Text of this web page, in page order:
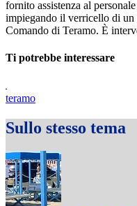
fornito assistenza al
impiegando il verricello di un
Comando di Teramo. È
Ti potrebbe interessare
teramo
Sullo stesso tema